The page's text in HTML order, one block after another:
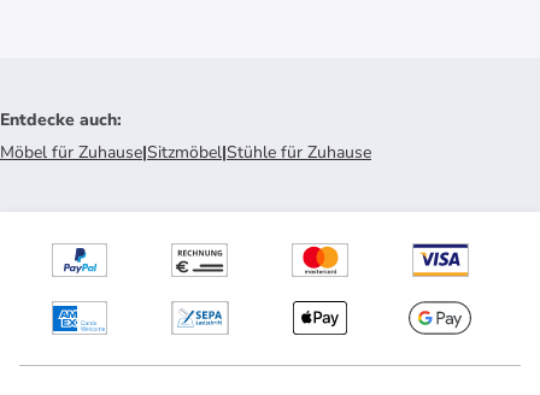
Entdecke auch:
Möbel für Zuhause|Sitzmöbel|Stühle für Zuhause